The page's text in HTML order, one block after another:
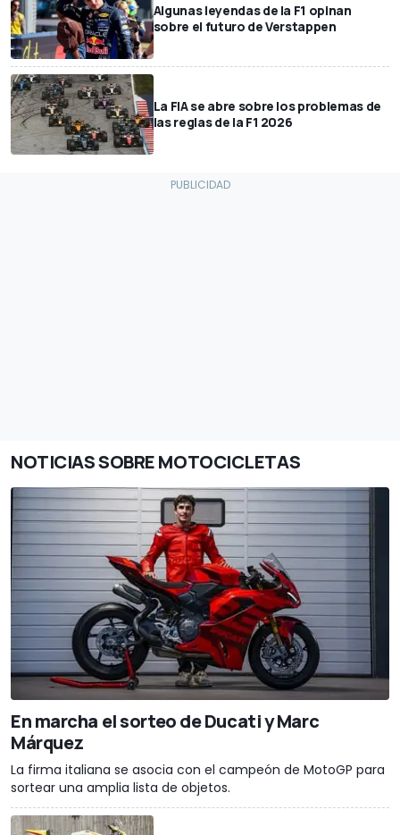
Algunas leyendas de la F1 opinan
sobre el futuro de Verstappen
La FIA se abre sobre los problemas de
las reglas de la F1 2026
NOTICIAS SOBRE MOTOCICLETAS
En marcha el sorteo de Ducati y Marc
Márquez
La firma italiana se asocia con el campeón de MotoGP para
sortear una amplia lista de objetos.